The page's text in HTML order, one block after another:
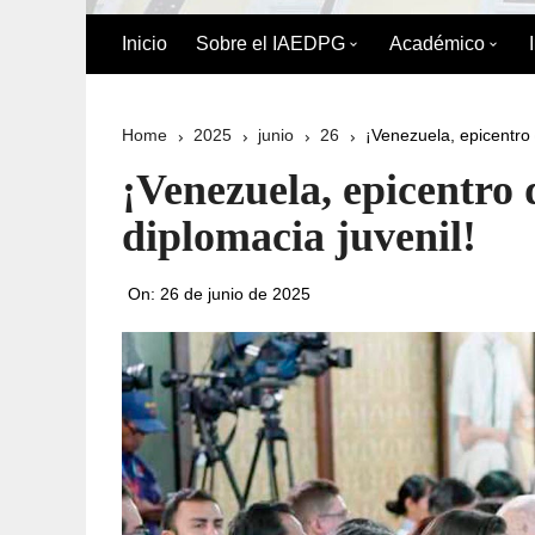
Inicio Sobre el IAEDPG
Organigrama
Principios y Valores
Normativa Interna
Naturaleza Jurídica del
IAEDPG
Académico
Postgrado
Home 2025 junio 26 ¡Venezuela,
¡Venezuela, epicentro
diplomacia juvenil!
On: 26 de junio de 2025